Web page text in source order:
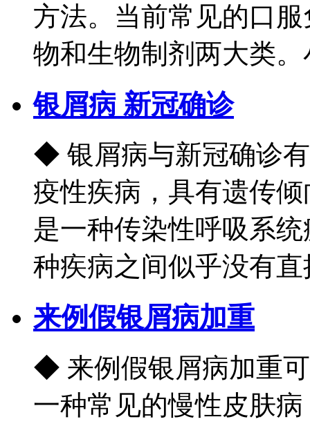
方法。当前常见的口
物和生物制剂两大类。
银屑病 新冠确诊
◆ 银屑病与新冠确诊
疫性疾病，具有遗传
是一种传染性呼吸系
种疾病之间似乎没有直
来例假银屑病加重
◆ 来例假银屑病加重
一种常见的慢性皮肤